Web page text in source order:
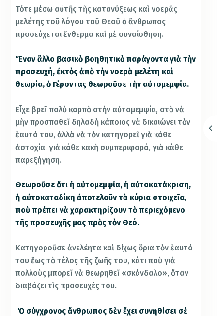
Τότε μέσω αὐτῆς τῆς κατανύξεως καὶ νοερᾶς
μελέτης τοῦ λόγου τοῦ Θεοῦ ὁ ἄνθρωπος
προσεύχεται ἔνθερμα καὶ μὲ συναίσθηση.
Ἕναν ἄλλο βασικὸ βοηθητικὸ παράγοντα γιὰ τὴν
προσευχή, ἐκτὸς ἀπὸ τὴν νοερὰ μελέτη καὶ
θεωρία, ὁ Γέροντας θεωροῦσε τὴν αὐτομεμψία.
Εἶχε βρεῖ πολὺ καρπὸ στὴν αὐτομεμψία, στὸ νὰ
μὴν προσπαθεῖ δηλαδὴ κάποιος νὰ δικαιώνει τὸν
ἑαυτό του, ἀλλὰ νὰ τὸν κατηγορεῖ γιὰ κάθε
ἀστοχία, γιὰ κάθε κακὴ συμπεριφορά, γιὰ κάθε
παρεξήγηση.
Θεωροῦσε ὅτι ἡ αὐτομεμψία, ἡ αὐτοκατάκριση,
ἡ αὐτοκαταδίκη ἀποτελοῦν τὰ κύρια στοιχεῖα,
ποὺ πρέπει νὰ χαρακτηρίζουν τὸ περιεχόμενο
τῆς προσευχῆς μας πρὸς τὸν Θεό.
Κατηγοροῦσε ἀνελέητα καὶ δίχως ὅρια τὸν ἑαυτό
του ἕως τὸ τέλος τῆς ζωῆς του, κάτι ποὺ γιὰ
πολλοὺς μπορεῖ νὰ θεωρηθεῖ «σκάνδαλο», ὅταν
διαβάζει τὶς προσευχές του.
Ὁ σύγχρονος ἄνθρωπος δὲν ἔχει συνηθίσει σὲ